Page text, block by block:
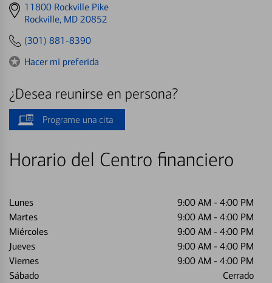
Get
directions
11800 Rockville Pike
Rockville, MD 20852
(301) 881-8390
Hacer mi preferida
¿Desea reunirse en persona?
Programe una cita
Horario del Centro financiero
Lunes 9:00 AM - 4:00 PM
Martes
9:00 AM - 4:00 PM
Miércoles
9:00 AM - 4:00 PM
Jueves
9:00 AM - 4:00 PM
Viernes
9:00 AM - 4:00 PM
Sábado
Cerrado